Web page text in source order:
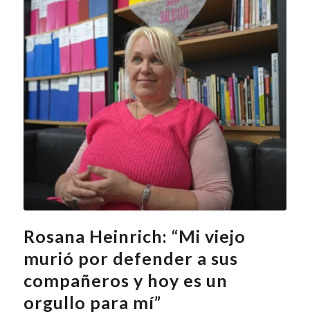
Rosana Heinrich: “Mi viejo
murió por defender a sus
compañeros y hoy es un
orgullo para mí”